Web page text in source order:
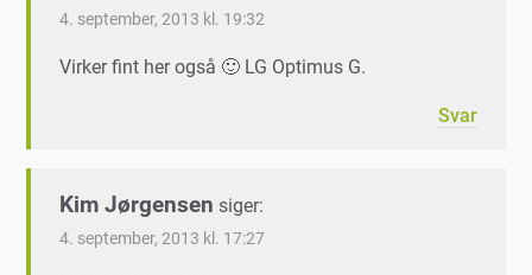
4. september, 2013 kl. 19:32
Virker fint her også 🙂 LG Optimus G.
Svar
Kim Jørgensen siger:
4. september, 2013 kl. 17:27